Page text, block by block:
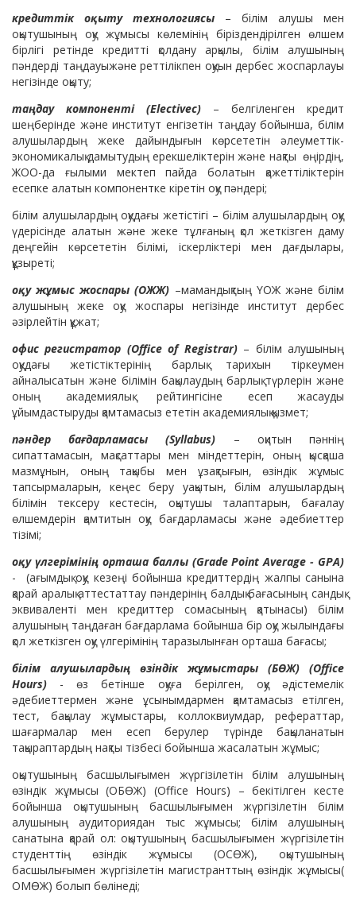
кредиттік оқыту технологиясы – білім алушы мен
оқытушының оқу жұмысы көлемінің біріздендірілген өлшем
бірлігі ретінде кредитті қолдану арқылы, білім алушының
пәндерді таңдауыжәне реттілікпен оқуын дербес жоспарлауы
негізінде оқыту;
таңдау компоненті (Electivec) – белгіленген кредит
шеңберінде және институт енгізетін таңдау бойынша, білім
алушылардың жеке дайындығын көрсететін әлеуметтік-
экономикалық дамытудың ерекшеліктерін және нақты өңірдің,
ЖОО-да ғылыми мектеп пайда болатын қажеттіліктерін
есепке алатын компонентке кіретін оқу пәндері;
білім алушылардың оқудағы жетістігі – білім алушылардың оқу
үдерісінде алатын және жеке тұлғаның қол жеткізген даму
деңгейін көрсететін білімі, іскерліктері мен дағдылары,
құзыреті;
оқу жұмыс жоспары (ОЖЖ) –мамандықтың ҮОЖ және білім
алушының жеке оқу жоспары негізінде институт дербес
әзірлейтін құжат;
офис регистратор (Office of Registrar)– білім алушының
оқудағы жетістіктерінің барлық тарихын тіркеумен
айналысатын және білімін бақылаудың барлық түрлерін және
оның академиялық рейтингісіне есеп жасауды
ұйымдастыруды қамтамасыз ететін академиялық қызмет;
пәндер бағдарламасы (Syllabus) – оқитын пәннің
сипаттамасын, мақсаттары мен міндеттерін, оның қысқаша
мазмұнын, оның тақыбы мен ұзақтығын, өзіндік жұмыс
тапсырмаларын, кеңес беру уақытын, білім алушылардың
білімін тексеру кестесін, оқытушы талаптарын, бағалау
өлшемдерін қамтитын оқу бағдарламасы және әдебиеттер
тізімі;
оқу үлгерімінің орташа баллы (Grade Point Average - GPA)
- (ағымдық оқу кезеңі бойынша кредиттердің жалпы санына
қарай аралық аттестаттау пәндерінің балдық бағасының сандық
эквиваленті мен кредиттер сомасының қатынасы) білім
алушының таңдаған бағдарлама бойынша бір оқу жылындағы
қол жеткізген оқу үлгерімінің таразылынған орташа бағасы;
білім алушылардың өзіндік жұмыстары (БӨЖ) (Office
Hours) - өз бетінше оқуға берілген, оқу әдістемелік
әдебиеттермен және ұсынымдармен қамтамасыз етілген,
тест, бақылау жұмыстары, коллоквиумдар, рефераттар,
шағармалар мен есеп берулер түрінде бақыланатын
тақыраптардың нақты тізбесі бойынша жасалатын жұмыс;
оқытушының басшылығымен жүргізілетін білім алушының
өзіндік жұмысы (ОБӨЖ) (Office Hours) – бекітілген кесте
бойынша оқытушының басшылығымен жүргізілетін білім
алушының аудиториядан тыс жұмысы; білім алушының
санатына қарай ол: оқытушының басшылығымен жүргізілетін
студенттің өзіндік жұмысы (ОСӨЖ), оқытушының
басшылығымен жүргізілетін магистранттың өзіндік жұмысы(
ОМӨЖ) болып бөлінеді;